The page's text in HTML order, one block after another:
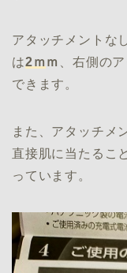
アタッチメントな
は2ｍ ｍ 、右側の
できます。
また、アタッチメ
直接肌に当たるこ
っています。